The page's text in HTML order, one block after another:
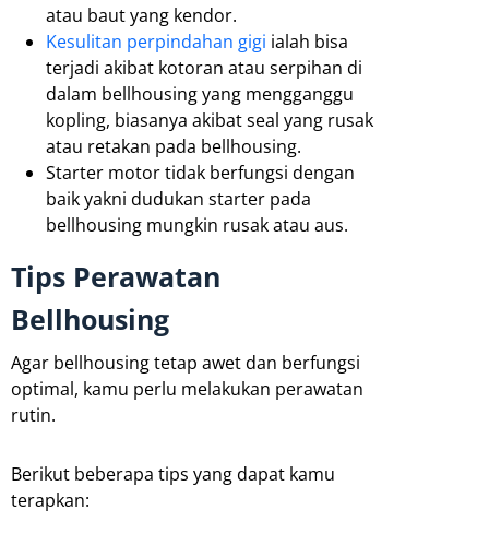
atau baut yang kendor.
Kesulitan perpindahan gigi ialah bisa
terjadi akibat kotoran atau serpihan di
dalam bellhousing yang mengganggu
kopling, biasanya akibat seal yang rusak
atau retakan pada bellhousing.
Starter motor tidak berfungsi dengan
baik yakni dudukan starter pada
bellhousing mungkin rusak atau aus.
Tips Perawatan
Bellhousing
Agar bellhousing tetap awet dan berfungsi
optimal, kamu perlu melakukan perawatan
rutin.
Berikut beberapa tips yang dapat kamu
terapkan: